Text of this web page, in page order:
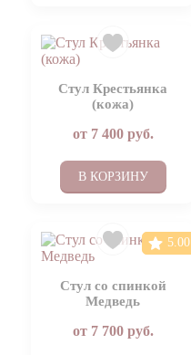
Стул Крестьянка
(кожа)
от 7 400руб.
В КОРЗИНУ
Стул со спинкой
Медведь
от 7 700руб.
5.00